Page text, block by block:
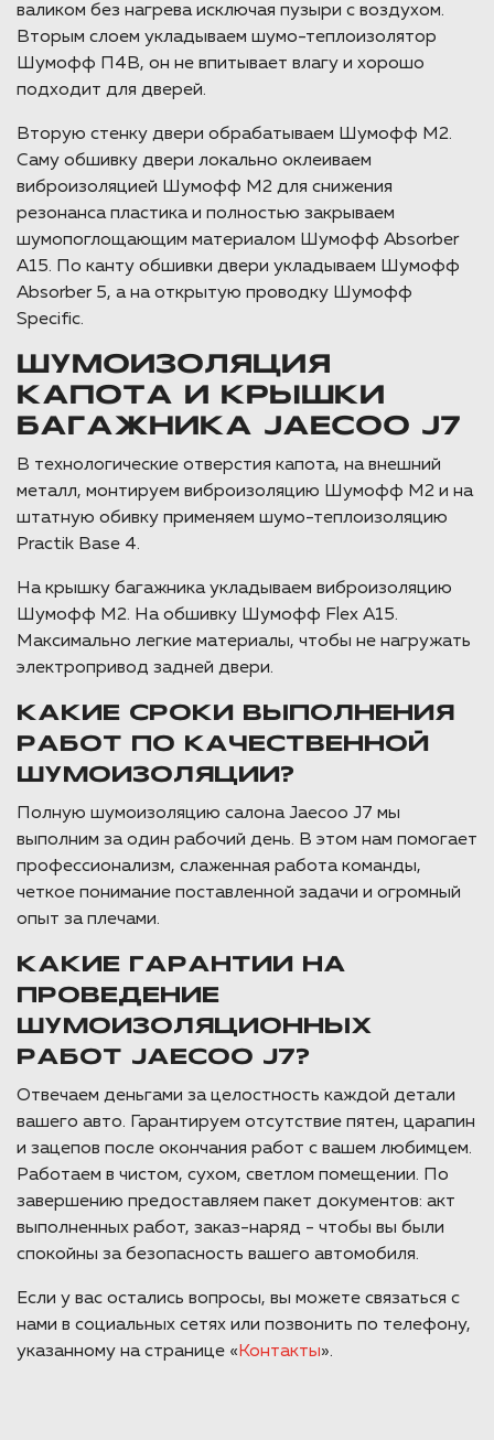
валиком без нагрева исключая пузыри с воздухом.
Вторым слоем укладываем шумо-теплоизолятор
Шумофф П4В, он не впитывает влагу и хорошо
подходит для дверей.
Вторую стенку двери обрабатываем Шумофф М2.
Саму обшивку двери локально оклеиваем
виброизоляцией Шумофф М2 для снижения
резонанса пластика и полностью закрываем
шумопоглощающим материалом Шумофф Absorber
А15. По канту обшивки двери укладываем Шумофф
Absorber 5, а на открытую проводку Шумофф
Specific.
ШУМОИЗОЛЯЦИЯ
КАПОТА И КРЫШКИ
БАГАЖНИКА JAECOO J7
В технологические отверстия капота, на внешний
металл, монтируем виброизоляцию Шумофф М2 и на
штатную обивку применяем шумо-теплоизоляцию
Practik Base 4.
На крышку багажника укладываем виброизоляцию
Шумофф М2. На обшивку Шумофф Flex A15.
Максимально легкие материалы, чтобы не нагружать
электропривод задней двери.
КАКИЕ СРОКИ ВЫПОЛНЕНИЯ
РАБОТ ПО КАЧЕСТВЕННОЙ
ШУМОИЗОЛЯЦИИ?
Полную шумоизоляцию салона Jaecoo J7 мы
выполним за один рабочий день. В этом нам помогает
профессионализм, слаженная работа команды,
четкое понимание поставленной задачи и огромный
опыт за плечами.
КАКИЕ ГАРАНТИИ НА
ПРОВЕДЕНИЕ
ШУМОИЗОЛЯЦИОННЫХ
РАБОТ JAECOO J7?
Отвечаем деньгами за целостность каждой детали
вашего авто. Гарантируем отсутствие пятен, царапин
и зацепов после окончания работ с вашем любимцем.
Работаем в чистом, сухом, светлом помещении. По
завершению предоставляем пакет документов: акт
выполненных работ, заказ-наряд - чтобы вы были
спокойны за безопасность вашего автомобиля.
Если у вас остались вопросы, вы можете связаться с
нами в социальных сетях или позвонить по телефону,
указанному на странице «Контакты».